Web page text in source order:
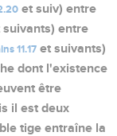
et suiv) entre
suivants) entre
11.17 et suivants)
dont l'existence
être
il est deux
tige entraîne la